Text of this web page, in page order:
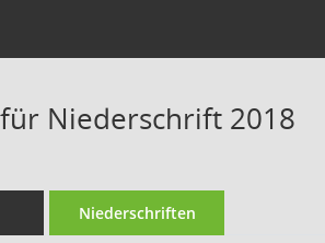
Niederschrift 2018
Niederschriften